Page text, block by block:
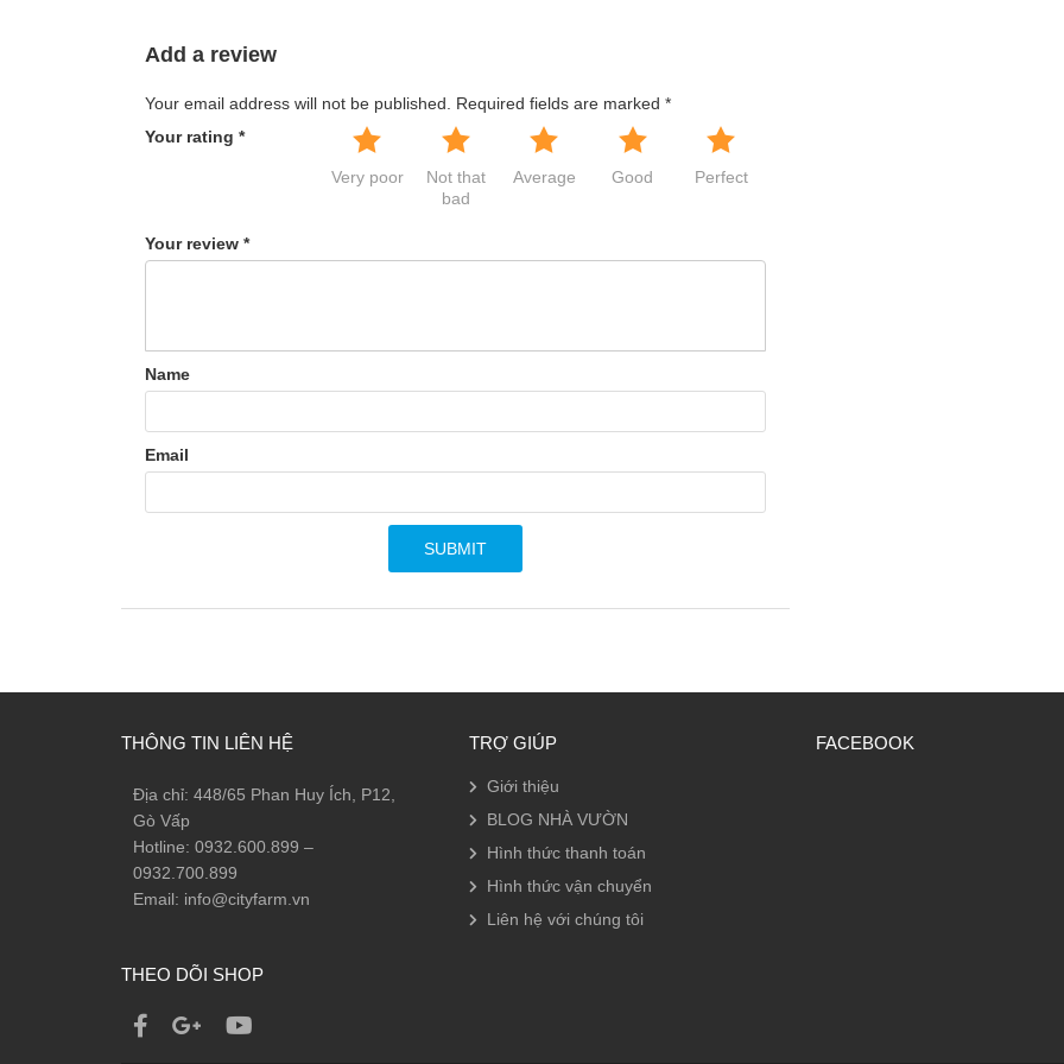
Add a review
Your email address will not be published. Required fields are marked *
Your rating *
Very poor
Not that
bad
Average Good Perfect
Your review *
Name
Email
THÔNG TIN LIÊN HỆ
Địa chỉ: 448/65 Phan Huy Ích, P12,
Gò Vấp
Hotline: 0932.600.899 –
0932.700.899
Email: info@cityfarm.vn
THEO DÕI SHOP
TRỢ GIÚP
Giới thiệu
BLOG NHÀ VƯỜN
Hình thức thanh toán
Hình thức vận chuyển
Liên hệ với chúng tôi
FACEBOOK